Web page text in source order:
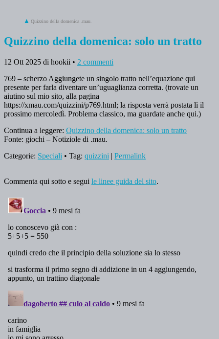
Quizzino della domenica .mau.
Quizzino della domenica: solo un tratto
12 Ott 2025 di hookii • 2 commenti
769 – scherzo Aggiungete un singolo tratto nell’equazione qui
presente per farla diventare un’uguaglianza corretta. (trovate un
aiutino sul mio sito, alla pagina
https://xmau.com/quizzini/p769.html; la risposta verrà postata lì il
prossimo mercoledì. Problema classico, ma guardate anche qui.)
Continua a leggere: Quizzino della domenica: solo un tratto
Fonte: giochi – Notiziole di .mau.
Categorie: Speciali • Tag: quizzini | Permalink
Commenta qui sotto e segui le linee guida del sito.